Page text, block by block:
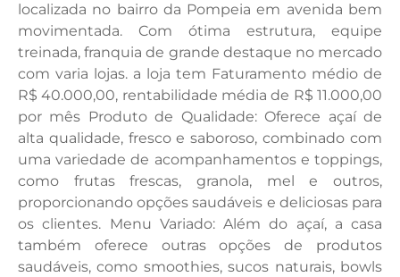
localizada no bairro da Pompeia em avenida bem
movimentada. Com ótima estrutura, equipe
treinada, franquia de grande destaque no mercado
com varia lojas. a loja tem Faturamento médio de
R$ 40.000,00, rentabilidade média de R$ 11.000,00
por mês Produto de Qualidade: Oferece açaí de
alta qualidade, fresco e saboroso, combinado com
uma variedade de acompanhamentos e toppings,
como frutas frescas, granola, mel e outros,
proporcionando opções saudáveis e deliciosas para
os clientes. Menu Variado: Além do açaí, a casa
também oferece outras opções de produtos
saudáveis, como smoothies, sucos naturais, bowls